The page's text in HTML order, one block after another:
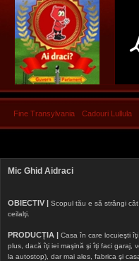
Fine Transylvania Cadouri Lullula
Mic Ghid Aidraci
OBIECTIV | Scopul tău e să strângi
ceilalţi.
PRODUCȚIA | Casa în care locuieşti
plus, dacă îţi iei maşină şi îţi faci garaj,
la autostop), dar mai ales, fabrica şi